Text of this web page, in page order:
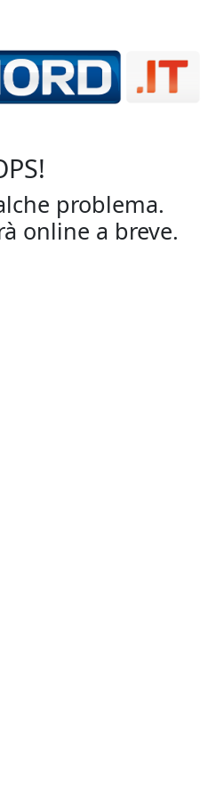
problema.
online a breve.